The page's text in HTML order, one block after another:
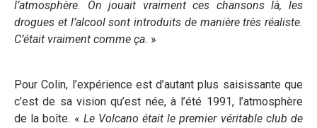
l’atmosphère. On jouait vraiment ces chansons là, les
drogues et l’alcool sont introduits de manière très réaliste.
C’était vraiment comme ça. »
Pour Colin, l’expérience est d’autant plus saisissante que
c’est de sa vision qu’est née, à l’été 1991, l’atmosphère
de la boîte. « Le Volcano était le premier véritable club de